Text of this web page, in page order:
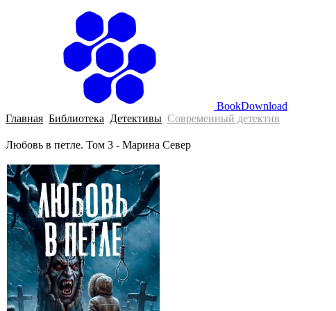
BookDownload
Главная Библиотека Детективы Современный детектив
Любовь в петле. Том 3 - Марина Север